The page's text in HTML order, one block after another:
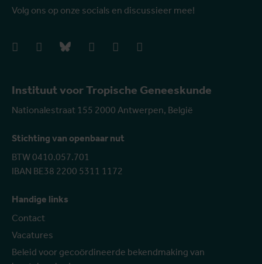
Instituut voor Tropische Geneeskunde
Nationalestraat 155 2000 Antwerpen, België
Stichting van openbaar nut
BTW 0410.057.701
IBAN BE38 2200 5311 1172
Handige links
Contact
Vacatures
Beleid voor gecoördineerde bekendmaking van
Volg ons op onze socials en discussieer mee!
facebookinstagrambluesky linkedIn youtube